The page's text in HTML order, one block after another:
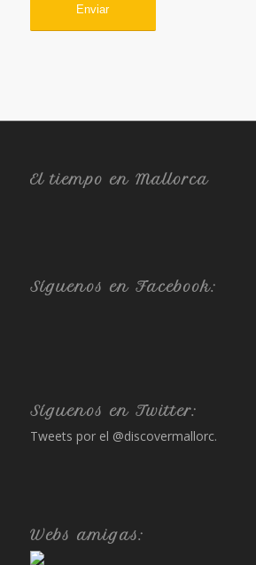
El tiempo en Mallorca
Síguenos en Facebook:
Síguenos en Twitter:
Tweets por el @discovermallorc.
Webs amigas: